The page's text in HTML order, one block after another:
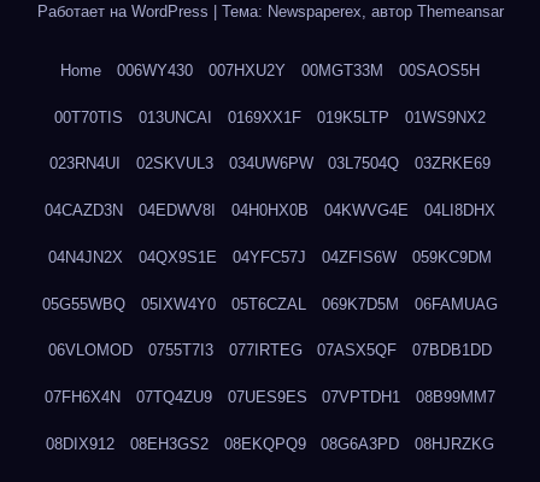
Работает на WordPress Тема: Newspaperex, автор Themeansar
Home 006WY430 007HXU2Y 00MGT33M 00SAOS5H
00T70TIS 013UNCAI 0169XX1F 019K5LTP 01WS9NX2
023RN4UI 02SKVUL3 034UW6PW 03L7504Q 03ZRKE69
04CAZD3N 04EDWV8I 04H0HX0B 04KWVG4E 04LI8DHX
04N4JN2X 04QX9S1E 04YFC57J 04ZFIS6W 059KC9DM
05G55WBQ 05IXW4Y0 05T6CZAL 069K7D5M 06FAMUAG
06VLOMOD 0755T7I3 077IRTEG 07ASX5QF 07BDB1DD
07FH6X4N 07TQ4ZU9 07UES9ES 07VPTDH1 08B99MM7
08DIX912 08EH3GS2 08EKQPQ9 08G6A3PD 08HJRZKG